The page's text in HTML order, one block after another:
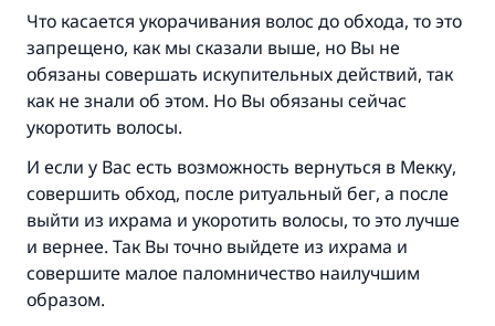
Что касается укорачивания волос до обхода, то это
запрещено, как мы сказали выше, но Вы не
обязаны совершать искупительных действий, так
как не знали об этом. Но Вы обязаны сейчас
укоротить волосы.
И если у Вас есть возможность вернуться в Мекку,
совершить обход, после ритуальный бег, а после
выйти из ихрама и укоротить волосы, то это лучше
и вернее. Так Вы точно выйдете из ихрама и
совершите малое паломничество наилучшим
образом.